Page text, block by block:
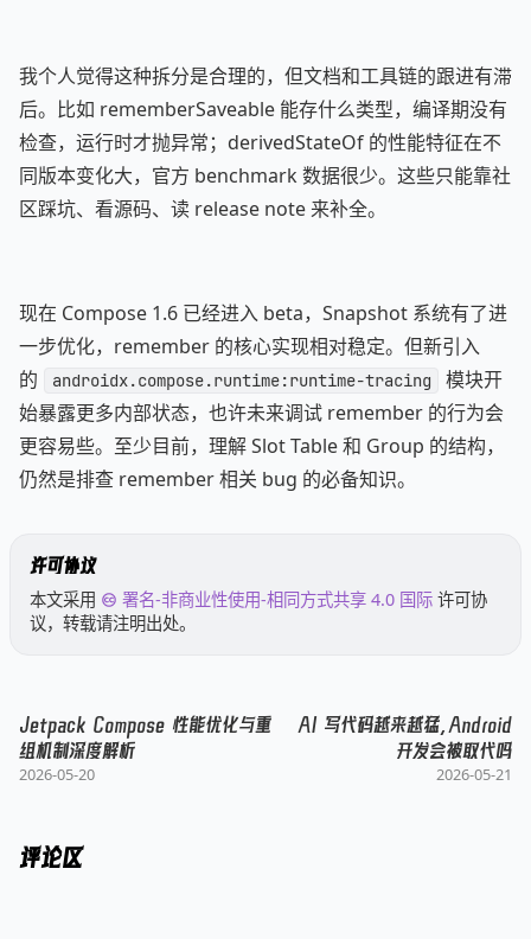
我个人觉得这种拆分是合理的，但文档和工具链的跟进有滞
后。比如 rememberSaveable 能存什么类型，编译期没有
检查，运行时才抛异常；derivedStateOf 的性能特征在不
同版本变化大，官方 benchmark 数据很少。这些只能靠社
区踩坑、看源码、读 release note 来补全。
现在 Compose 1.6 已经进入 beta，Snapshot 系统有了进
一步优化，remember 的核心实现相对稳定。但新引入
的
androidx.compose.runtime:runtime-tracing
模块开
始暴露更多内部状态，也许未来调试 remember 的行为会
更容易些。至少目前，理解 Slot Table 和 Group 的结构，
仍然是排查 remember 相关 bug 的必备知识。
许可协议
本文采用 署名-非商业性使用-相同方式共享 4.0 国际 许可协
议，转载请注明出处。
Jetpack Compose 性能优化与重
组机制深度解析
2026-05-20
AI 写代码越来越猛，Android
开发会被取代吗
2026-05-21
评论区